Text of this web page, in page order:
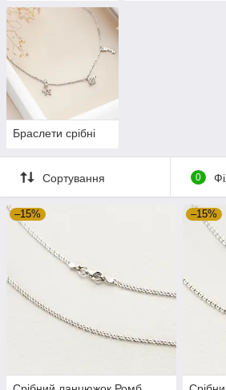
Браслети срібні
Сортування 0
–15% –15%